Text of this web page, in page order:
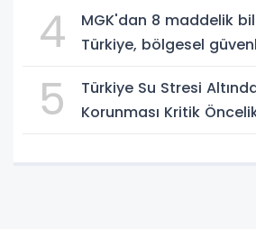
4
MGK'dan 8 maddelik
Türkiye, bölgesel
5
Türkiye Su Stresi
Korunması Kritik